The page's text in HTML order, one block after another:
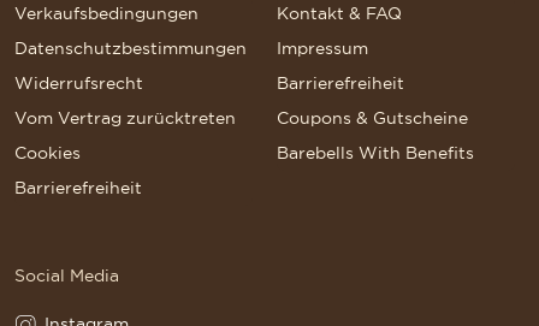
Verkaufsbedingungen
Datenschutzbestimmungen
Widerrufsrecht
Vom Vertrag zurücktreten
Cookies
Barrierefreiheit
Kontakt & FAQ
Impressum
Barrierefreiheit
Coupons & Gutscheine
Barebells With Benefits
Social Media